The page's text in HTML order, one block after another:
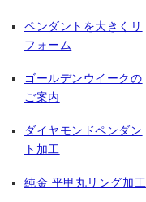
ペンダントを大きくリ
フォーム
ゴールデンウイークの
ご案内
ダイヤモンドペンダン
ト加工
純金 平甲丸リング加工